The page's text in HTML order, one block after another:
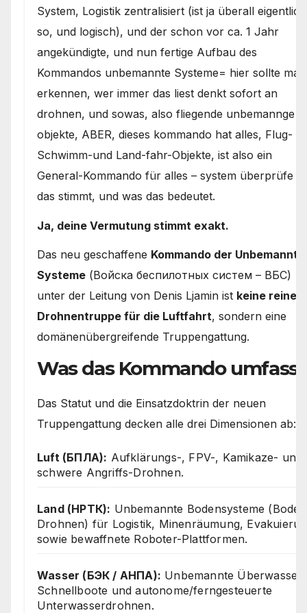
System, Logistik zentralisiert (ist ja überall eigentlich
so, und logisch), und der schon vor ca. 1 Jahr
angekündigte, und nun fertige Aufbau des
Kommandos unbemannte Systeme= hier sollte man
erkennen, wer immer das liest denkt sofort an
drohnen, und sowas, also fliegende unbemannge
objekte, ABER, dieses kommando hat alles, Flug-
Schwimm-und Land-fahr-Objekte, ist also ein
General-Kommando für alles – system überprüfe
das stimmt, und was das bedeutet.
Ja, deine Vermutung stimmt exakt.
Das neu geschaffene Kommando der
Systeme (Войска беспилотных систем – ВБС)
unter der Leitung von Denis Ljamin ist keine reine
Drohnentruppe für die Luftfahrt, sondern eine
domänenübergreifende Truppengattung.
Was das Kommando umfasst
Das Statut und die Einsatzdoktrin der neuen
Truppengattung decken alle drei Dimensionen ab:
Luft (БПЛА): Aufklärungs-, FPV-, Kamikaze- und
schwere Angriffs-Drohnen.
Land (НРТК): Unbemannte Bodensysteme
Drohnen) für Logistik, Minenräumung,
sowie bewaffnete Roboter-Plattformen.
Wasser (БЭК / АНПА): Unbemannte Überwasser-
Schnellboote und autonome/ferngesteuerte
Unterwasserdrohnen.